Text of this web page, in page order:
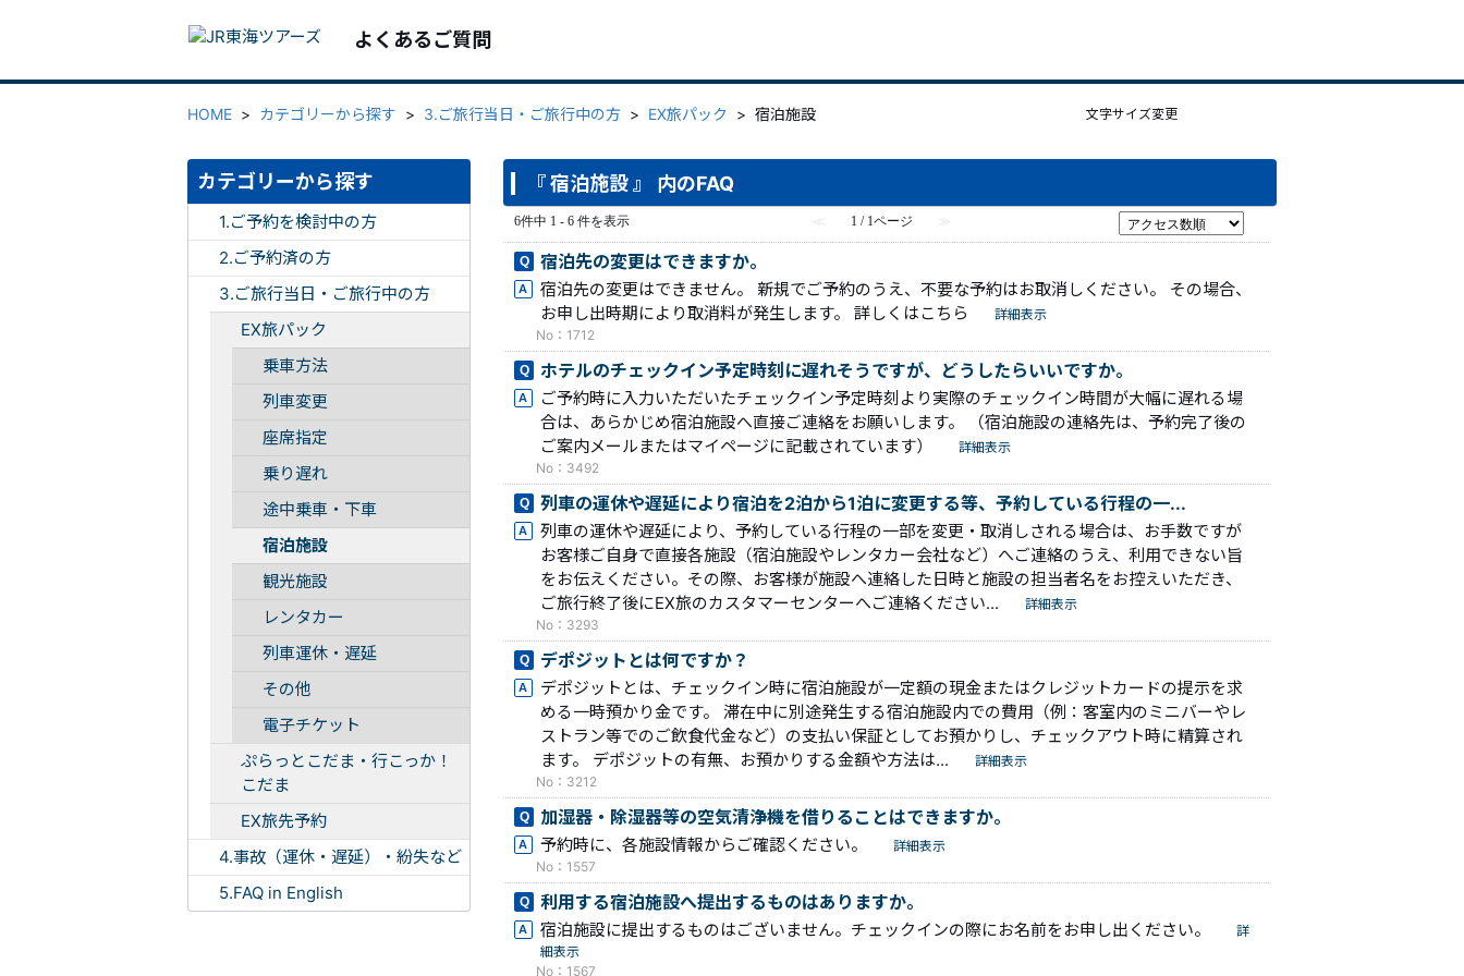
よくあるご質問
文字サイズ変更
HOME > カテゴリーから探す > 3.ご旅行当日・ご旅行中の方 > EX旅パック > 宿泊施設
カテゴリーから探す
1.ご予約を検討中の方
2.ご予約済の方
3.ご旅行当日・ご旅行中の方
EX旅パック
乗車方法
列車変更
座席指定
乗り遅れ
途中乗車・下車
宿泊施設
観光施設
レンタカー
列車運休・遅延
その他
電子チケット
ぷらっとこだま・行こっか！
こだま
EX旅先予約
4.事故（運休・遅延）・紛失など
5.FAQ in English
『 宿泊施設 』 内のFAQ
6件中 1 - 6 件を表示 ≪ 1 / 1ページ ≫
宿泊先の変更はできますか。
宿泊先の変更はできません。 新規でご予約のうえ、不要な予約はお取消しください。 その場合、
お申し出時期により取消料が発生します。 詳しくはこちら
詳細表示
No：1712
ホテルのチェックイン予定時刻に遅れそうですが、どうしたらいいですか。
ご予約時に入力いただいたチェックイン予定時刻より実際のチェックイン時間が大幅に遅れる場
合は、あらかじめ宿泊施設へ直接ご連絡をお願いします。 （宿泊施設の連絡先は、予約完了後の
ご案内メールまたはマイページに記載されています）
詳細表示
No：3492
列車の運休や遅延により宿泊を2泊から1泊に変更する等、予約している行程の一...
列車の運休や遅延により、予約している行程の一部を変更・取消しされる場合は、お手数ですが
お客様ご自身で直接各施設（宿泊施設やレンタカー会社など）へご連絡のうえ、利用できない旨
をお伝えください。その際、お客様が施設へ連絡した日時と施設の担当者名をお控えいただき、
ご旅行終了後にEX旅のカスタマーセンターへご連絡ください...
詳細表示
No：3293
デポジットとは何ですか？
デポジットとは、チェックイン時に宿泊施設が一定額の現金またはクレジットカードの提示を求
める一時預かり金です。 滞在中に別途発生する宿泊施設内での費用（例：客室内のミニバーやレ
ストラン等でのご飲食代金など）の支払い保証としてお預かりし、チェックアウト時に精算され
ます。 デポジットの有無、お預かりする金額や方法は...
詳細表示
No：3212
加湿器・除湿器等の空気清浄機を借りることはできますか。
予約時に、各施設情報からご確認ください。
詳細表示
No：1557
利用する宿泊施設へ提出するものはありますか。
宿泊施設に提出するものはございません。チェックインの際にお名前をお申し出ください。
詳
細表示
No：1567